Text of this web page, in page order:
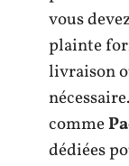
vous
plainte
livraison
comme
dédiées